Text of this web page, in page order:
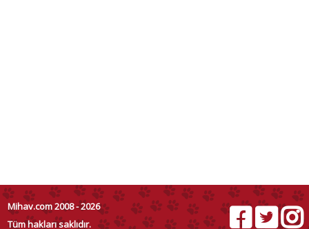
Mihav.com 2008 - 2026
Tüm hakları saklıdır.